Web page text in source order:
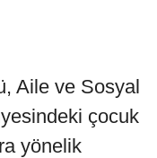
Aile ve Sosyal
çocuk
yönelik